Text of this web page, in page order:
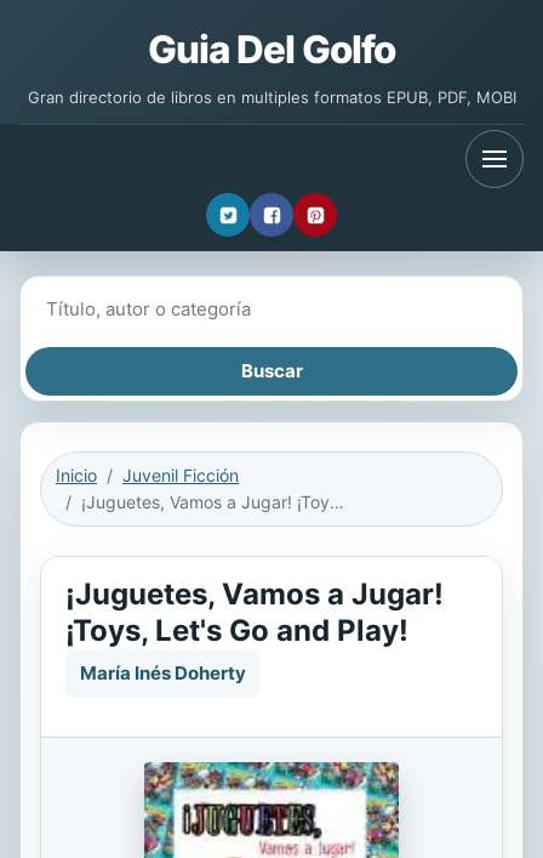
Guia Del Golfo
Gran directorio de libros en multiples formatos EPUB, PDF, MOBI
Inicio
Juvenil Ficción
¡Juguetes, Vamos a Jugar! ¡Toys, Let's Go and Play!
¡Juguetes, Vamos a Jugar!
¡Toys, Let's Go and Play!
María Inés Doherty